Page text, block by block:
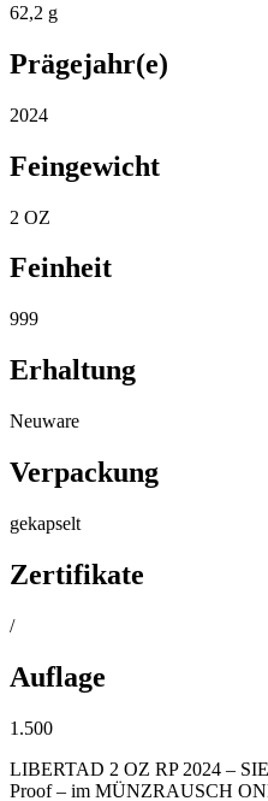
62,2 g
Prägejahr(e)
2024
Feingewicht
2 OZ
Feinheit
999
Erhaltung
Neuware
Verpackung
gekapselt
Zertifikate
/
Auflage
1.500
LIBERTAD 2 OZ RP 2024 –
Proof – im MÜNZRAUSCH